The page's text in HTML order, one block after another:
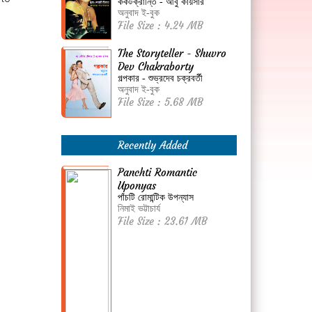
অনুবাদ ই-বুক
File Size : 4.24 MB
The Storyteller - Shuvro
Dev Chakraborty
গল্পকার - শুভ্রদেব চক্রবর্তী
অনুবাদ ই-বুক
File Size : 5.68 MB
Recently Added
Panchti Romantic
Uponyas
পাঁচটি রোমান্টিক উপন্যাস
নিমাই ভট্টাচার্য
File Size : 23.61 MB